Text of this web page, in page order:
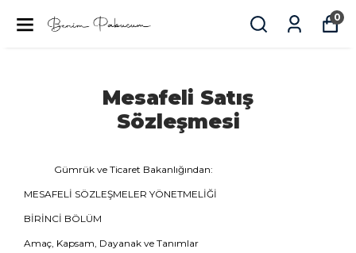
0
Mesafeli Satış
Sözleşmesi
Gümrük ve Ticaret Bakanlığından:
MESAFELİ SÖZLEŞMELER YÖNETMELİĞİ
BİRİNCİ BÖLÜM
Amaç, Kapsam, Dayanak ve Tanımlar